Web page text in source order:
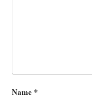
Name *